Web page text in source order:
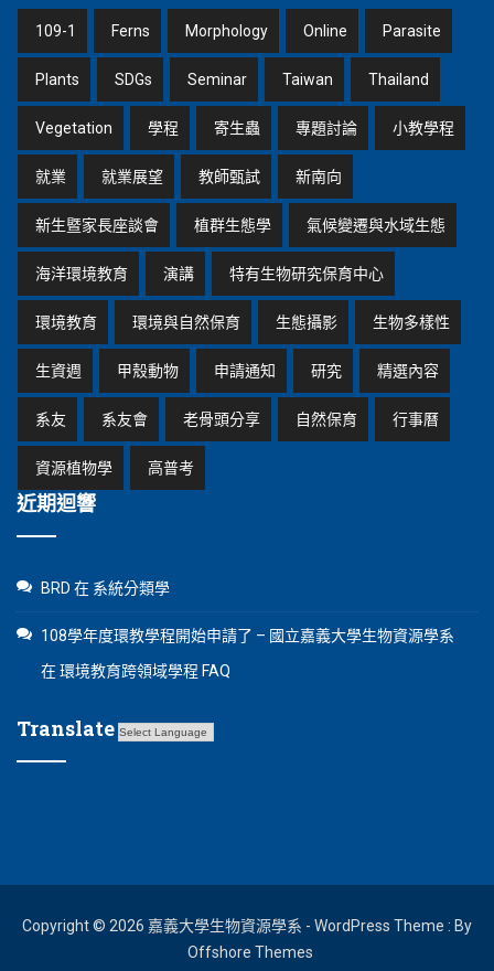
109-1 Ferns Morphology Online Parasite
Plants SDGs Seminar Taiwan Thailand
Vegetation 學程 寄生蟲 專題討論 小教學程
就業 就業展望 教師甄試 新南向
新生暨家長座談會 植群生態學 氣候變遷與水域生態
海洋環境教育 演講 特有生物研究保育中心
環境教育 環境與自然保育 生態攝影 生物多樣性
生資週 甲殼動物 申請通知 研究 精選內容
系友 系友會 老骨頭分享 自然保育 行事曆
資源植物學 高普考
近期迴響
BRD 在 系統分類學
108學年度環教學程開始申請了 – 國立嘉義大學生物資源學系
在環境教育跨領域學程 FAQ
Translate
Copyright © 2026 嘉義大學生物資源學系 - WordPress Theme : By
Offshore Themes